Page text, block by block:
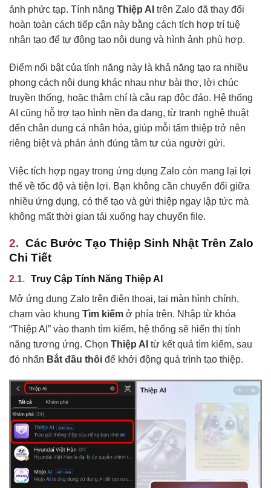
ảnh phức tạp. Tính năng Thiệp AI trên Zalo đã thay đổi
hoàn toàn cách tiếp cận này bằng cách tích hợp trí tuệ
nhân tạo để tự động tạo nội dung và hình ảnh phù hợp.
Điểm nổi bật của tính năng này là khả năng tạo ra nhiều
phong cách nội dung khác nhau như bài thơ, lời chúc
truyền thống, hoặc thậm chí là câu rap độc đáo. Hệ thống
AI cũng hỗ trợ tạo hình nền đa dạng, từ tranh nghệ thuật
đến chân dung cá nhân hóa, giúp mỗi tấm thiệp trở nên
riêng biệt và phản ánh đúng tâm tư của người gửi.
Việc tích hợp ngay trong ứng dụng Zalo còn mang lại lợi
thế về tốc độ và tiện lợi. Bạn không cần chuyển đổi giữa
nhiều ứng dụng, có thể tạo và gửi thiệp ngay lập tức mà
không mất thời gian tải xuống hay chuyển file.
Các Bước Tạo Thiệp Sinh Nhật Trên Zalo
Chi Tiết
Truy Cập Tính Năng Thiệp AI
Mở ứng dụng Zalo trên điện thoại, tại màn hình chính,
chạm vào khung Tìm kiếm ở phía trên. Nhập từ khóa
“Thiệp AI” vào thanh tìm kiếm, hệ thống sẽ hiển thị tính
năng tương ứng. Chọn Thiệp AI từ kết quả tìm kiếm, sau
đó nhấn Bắt đầu thôi để khởi động quá trình tạo thiệp.